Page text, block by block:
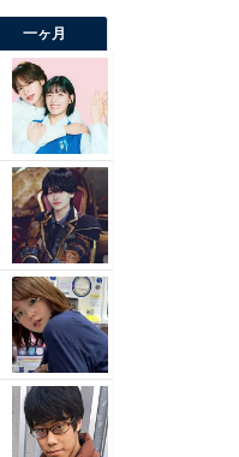
一ヶ月